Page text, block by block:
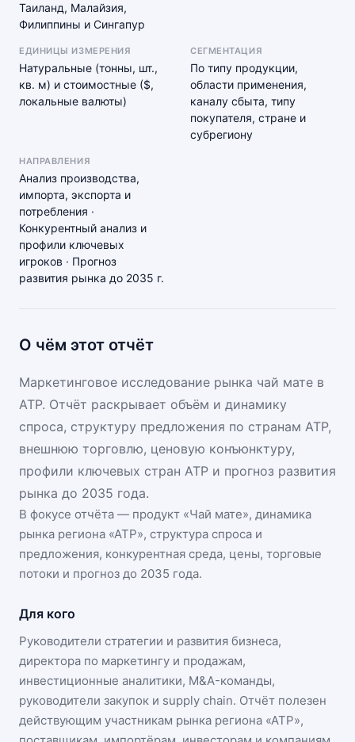
Таиланд, Малайзия,
Филиппины и Сингапур
ЕДИНИЦЫ ИЗМЕРЕНИЯ
Натуральные (тонны, шт.,
кв. м) и стоимостные ($,
локальные валюты)
СЕГМЕНТАЦИЯ
По типу продукции,
области применения,
каналу сбыта, типу
покупателя, стране и
субрегиону
НАПРАВЛЕНИЯ
Анализ производства,
импорта, экспорта и
потребления ·
Конкурентный анализ и
профили ключевых
игроков · Прогноз
развития рынка до 2035 г.
О чём этот отчёт
Маркетинговое исследование рынка чай мате в
АТР. Отчёт раскрывает объём и динамику
спроса, структуру предложения по странам АТР,
внешнюю торговлю, ценовую конъюнктуру,
профили ключевых стран АТР и прогноз развития
рынка до 2035 года.
В фокусе отчёта — продукт «Чай мате», динамика
рынка региона «АТР», структура спроса и
предложения, конкурентная среда, цены, торговые
потоки и прогноз до 2035 года.
Для кого
Руководители стратегии и развития бизнеса,
директора по маркетингу и продажам,
инвестиционные аналитики, M&A-команды,
руководители закупок и supply chain. Отчёт полезен
действующим участникам рынка региона «АТР»,